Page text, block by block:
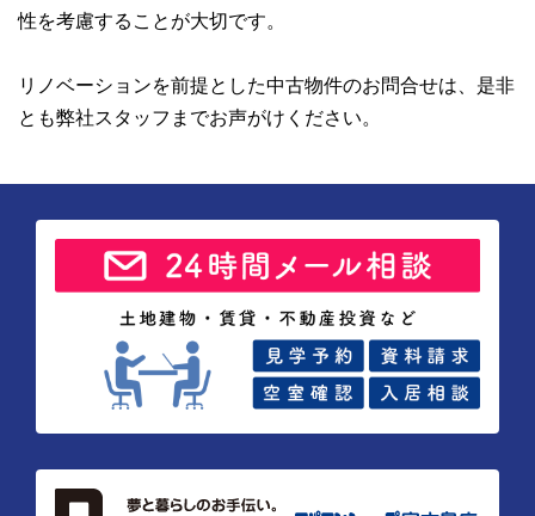
性を考慮することが大切です。
リノベーションを前提とした中古物件のお問合せは、是非
とも弊社スタッフまでお声がけください。